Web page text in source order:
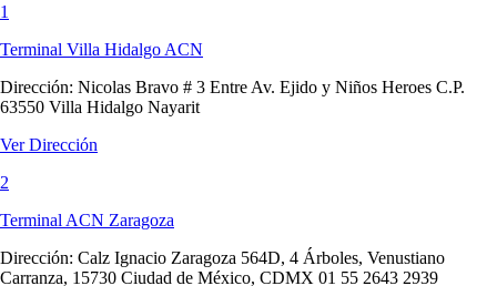
1
Terminal Villa Hidalgo ACN
Dirección: Nicolas Bravo # 3 Entre Av. Ejido y Niños Heroes C.P.
63550 Villa Hidalgo Nayarit
Ver Dirección
2
Terminal ACN Zaragoza
Dirección: Calz Ignacio Zaragoza 564D, 4 Árboles, Venustiano
Carranza, 15730 Ciudad de México, CDMX 01 55 2643 2939